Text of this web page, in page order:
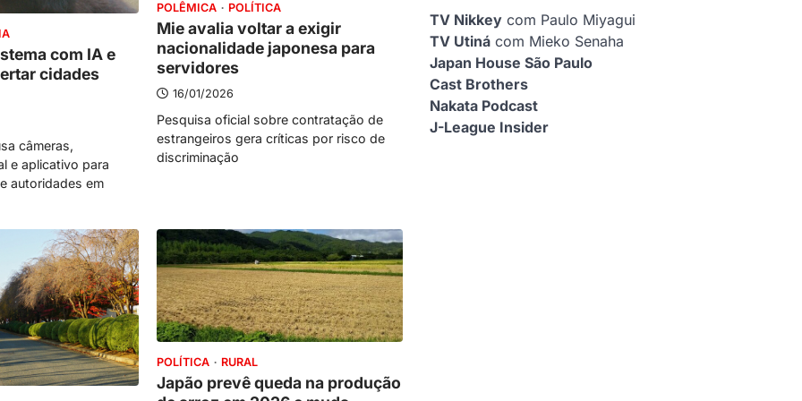
com IA e
cidades
câmeras,
e aplicativo para
autoridades em
POLÊMICA POLÍTICA
Mie avalia voltar a exigir
nacionalidade japonesa para
servidores
16/01/2026
Pesquisa oficial sobre contratação de
estrangeiros gera críticas por risco de
discriminação
POLÍTICA RURAL
Japão prevê queda na produção
TV Nikkey com Paulo Miyagui
TV Utiná com Mieko Senaha
Japan House São Paulo
Cast Brothers
Nakata Podcast
J-League Insider